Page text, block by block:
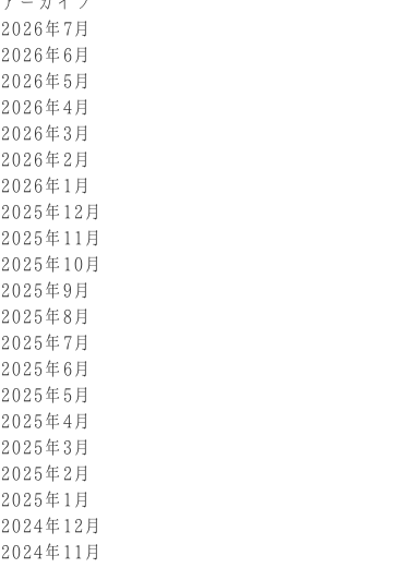
2026年7月
2026年6月
2026年5月
2026年4月
2026年3月
2026年2月
2026年1月
2025年12月
2025年11月
2025年10月
2025年9月
2025年8月
2025年7月
2025年6月
2025年5月
2025年4月
2025年3月
2025年2月
2025年1月
2024年12月
2024年11月